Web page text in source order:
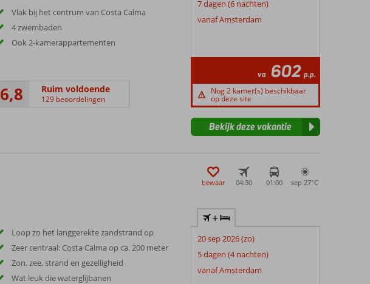
Vlak bij het centrum van Costa Calma
4 zwembaden
Ook 2-kamerappartementen
6,8 Ruim voldoende
129 beoordelingen
7 dagen (6 nachten)
vanaf Amsterdam
va 602 p.p.
Nog 2 kamer(s) beschikbaar
op deze site
Bekijk deze vakantie
bewaar 04:30 01:00 sep 27°C
Loop zo het langgerekte zandstrand op
Zeer centraal: Costa Calma op ca. 200 meter
Zon, zee, strand en gezelligheid
Wat leuk die waterglijbanen
+
20 sep 2026 (zo)
5 dagen (4 nachten)
vanaf Amsterdam